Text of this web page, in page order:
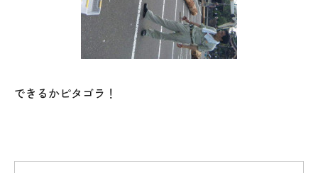
スタッフ紹介
オレンジフェア
採用情報
できるかピタゴラ！